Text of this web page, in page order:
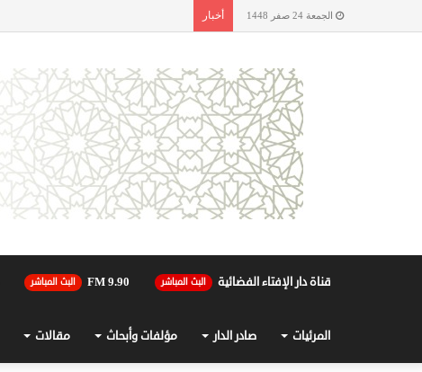
الجمعة 24 صفر 1448 أخبار
قناة دار الإفتاء الفضائية البث المباشر 90.FM 9 البث المباشر
المرئيات صادر الدار مؤلفات وأبحاث مقالات